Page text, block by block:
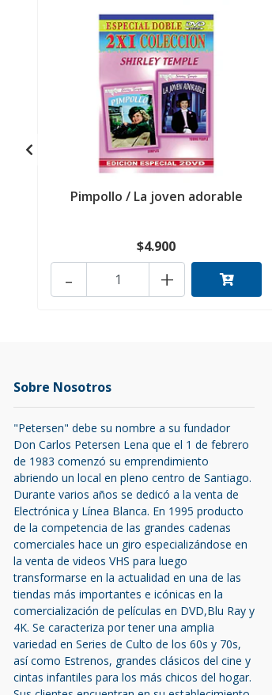
Pimpollo / La joven adorable
$4.900
+
-
Sobre Nosotros
"Petersen" debe su nombre a su fundador
Don Carlos Petersen Lena que el 1 de febrero
de 1983 comenzó su emprendimiento
abriendo un local en pleno centro de Santiago.
Durante varios años se dedicó a la venta de
Electrónica y Línea Blanca. En 1995 producto
de la competencia de las grandes cadenas
comerciales hace un giro especializándose en
la venta de videos VHS para luego
transformarse en la actualidad en una de las
tiendas más importantes e icónicas en la
comercialización de películas en DVD,Blu Ray y
4K. Se caracteriza por tener una amplia
variedad en Series de Culto de los 60s y 70s,
así como Estrenos, grandes clásicos del cine y
cintas infantiles para los más chicos del hogar.